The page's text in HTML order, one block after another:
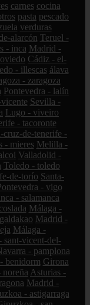
carnes cocina
pasta pescado
verduras
alarcón Teruel -
- inca Madrid -
Cádiz - el-
- illescas álava
- zaragoza
Pontevedra - lalín
Sevilla -
Lugo - viveiro
- tacoronte
cruz-de-tenerife -
- mieres Melilla -
Valladolid -
Toledo - toledo
de-torío Santa-
- vigo
- salamanca
Málaga -
Madrid -
Málaga -
sant-vicent-del-
- pamplona
benidorm Girona
noreña Asturias -
Madrid -
- astigarraga